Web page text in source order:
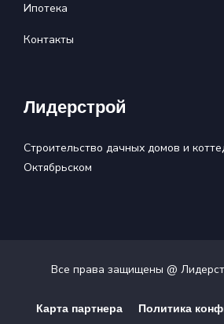
Ипотека
Контакты
Лидерстрой
Строительство дачных домов и
Октябрьском
Все права защищены @
Карта партнера Политика